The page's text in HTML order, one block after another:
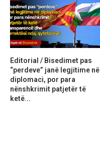
Editorial / Bisedimet pas
“perdeve” janë legjitime në
diplomaci, por para
nënshkrimit patjetër të
ketë...